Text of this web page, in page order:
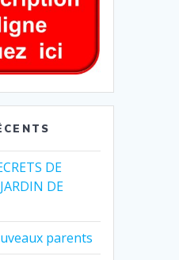
DE
DE
parents